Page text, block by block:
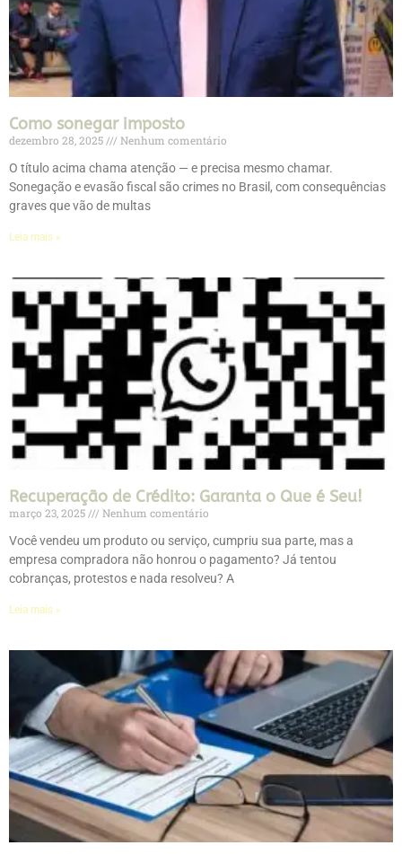
Como sonegar imposto
dezembro 28, 2025
Nenhum comentário
O título acima chama atenção — e precisa mesmo chamar.
Sonegação e evasão fiscal são crimes no Brasil, com consequências
graves que vão de multas
Leia mais »
Recuperação de Crédito: Garanta o Que é Seu!
março 23, 2025
Nenhum comentário
Você vendeu um produto ou serviço, cumpriu sua parte, mas a
empresa compradora não honrou o pagamento? Já tentou
cobranças, protestos e nada resolveu? A
Leia mais »